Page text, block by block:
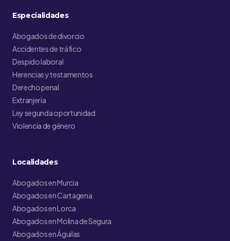
Especialidades
Abogados de divorcio
Accidentes de tráfico
Despido laboral
Herencias y testamentos
Derecho penal
Extranjería
Ley segunda oportunidad
Violencia de género
Localidades
Abogados en Murcia
Abogados en Cartagena
Abogados en Lorca
Abogados en Molina de Segura
Abogados en Águilas